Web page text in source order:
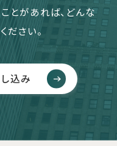
とがあれば、どんな
ださい。
込み